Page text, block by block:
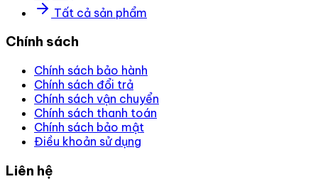
Tất cả sản phẩm
Chính sách
Chính sách bảo hành
Chính sách đổi trả
Chính sách vận chuyển
Chính sách thanh toán
Chính sách bảo mật
Điều khoản sử dụng
Liên hệ